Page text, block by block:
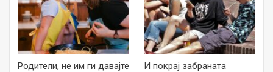
Родители, не им ги давајте
И покрај забраната